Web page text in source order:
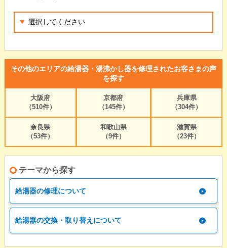
その他のエリアの給湯器・湯沸かし器を修理されたお客さまの声
を探す
大阪府
（510件）
京都府
（145件）
兵庫県
（304件）
奈良県
（53件）
和歌山県
（9件）
滋賀県
（23件）
テーマから探す
給湯器の修理について
給湯器の交換・取り替えについて